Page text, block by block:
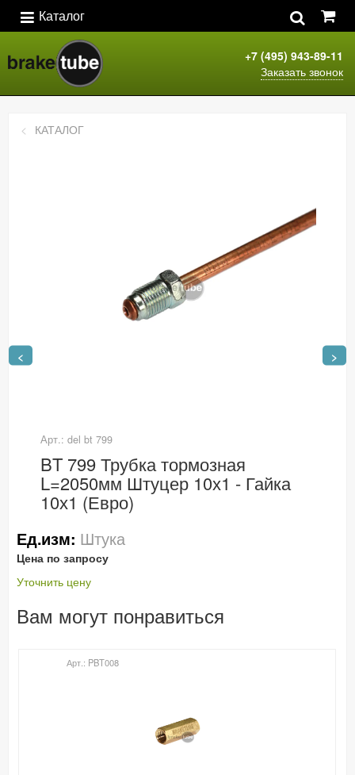
Каталог
+7 (495) 943-89-11
Заказать звонок
< >
КАТАЛОГ
Арт.: del bt 799
BT 799 Трубка тормозная
L=2050мм Штуцер 10х1 - Гайка
10х1 (Евро)
Ед.изм: Штука
Цена по запросу
Уточнить цену
Вам могут понравиться
Арт.: PBT008